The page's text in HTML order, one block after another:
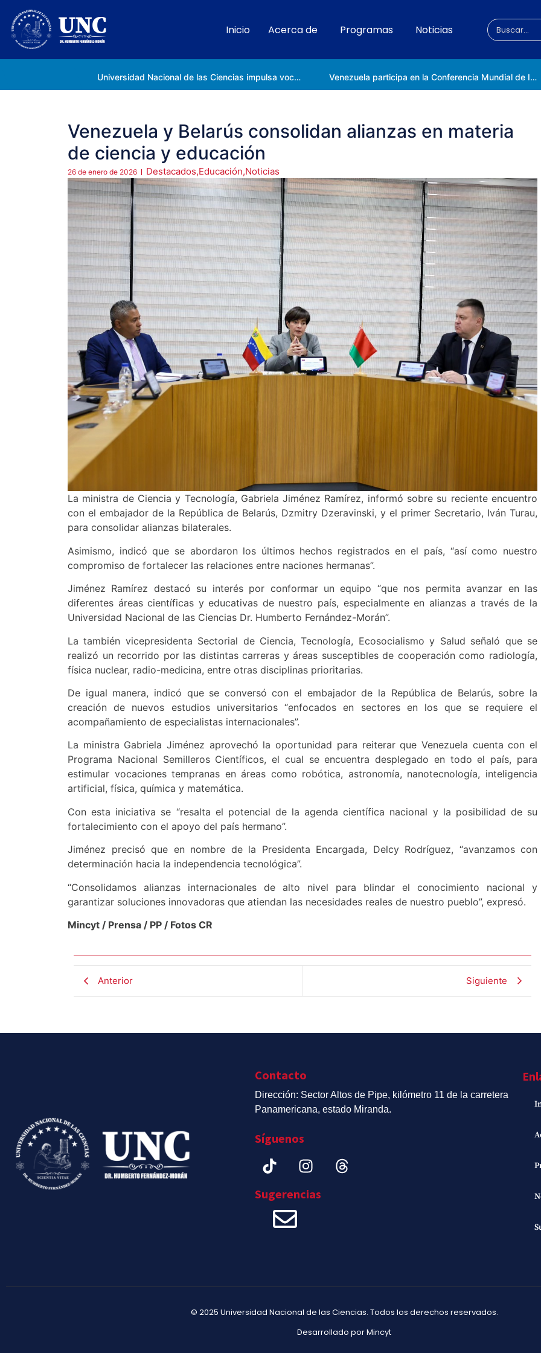
Inicio Acerca de Programas Noticias
Universidad Nacional de las Ciencias impulsa vocaciones científicas en la Expoferia de Oportunidades de Estudio 2026 Venezuela participa en la Conferencia Mundial de Inteligencia Artificial en Shanghái
Venezuela y Belarús consolidan alianzas en materia
de ciencia y educación
26 de enero de 2026 Destacados,Educación,Noticias
La ministra de Ciencia y Tecnología, Gabriela Jiménez Ramírez, informó sobre su reciente encuentro
con el embajador de la República de Belarús, Dzmitry Dzeravinski, y el primer Secretario, Iván Turau,
para consolidar alianzas bilaterales.
Asimismo, indicó que se abordaron los últimos hechos registrados en el país, “así como nuestro
compromiso de fortalecer las relaciones entre naciones hermanas”.
Jiménez Ramírez destacó su interés por conformar un equipo “que nos permita avanzar en las
diferentes áreas científicas y educativas de nuestro país, especialmente en alianzas a través de la
Universidad Nacional de las Ciencias Dr. Humberto Fernández-Morán”.
La también vicepresidenta Sectorial de Ciencia, Tecnología, Ecosocialismo y Salud señaló que se
realizó un recorrido por las distintas carreras y áreas susceptibles de cooperación como radiología,
física nuclear, radio-medicina, entre otras disciplinas prioritarias.
De igual manera, indicó que se conversó con el embajador de la República de Belarús, sobre la
creación de nuevos estudios universitarios “enfocados en sectores en los que se requiere el
acompañamiento de especialistas internacionales”.
La ministra Gabriela Jiménez aprovechó la oportunidad para reiterar que Venezuela cuenta con el
Programa Nacional Semilleros Científicos, el cual se encuentra desplegado en todo el país, para
estimular vocaciones tempranas en áreas como robótica, astronomía, nanotecnología, inteligencia
artificial, física, química y matemática.
Con esta iniciativa se “resalta el potencial de la agenda científica nacional y la posibilidad de su
fortalecimiento con el apoyo del país hermano”.
Jiménez precisó que en nombre de la Presidenta Encargada, Delcy Rodríguez, “avanzamos con
determinación hacia la independencia tecnológica”.
“Consolidamos alianzas internacionales de alto nivel para blindar el conocimiento nacional y
garantizar soluciones innovadoras que atiendan las necesidades reales de nuestro pueblo”, expresó.
Mincyt / Prensa / PP / Fotos CR
Anterior Siguiente
Contacto
Dirección: Sector Altos de Pipe, kilómetro 11 de la carretera
Panamericana, estado Miranda.
Síguenos
Sugerencias
© 2025 Universidad Nacional de las Ciencias. Todos los derechos reservados.
Desarrollado por Mincyt